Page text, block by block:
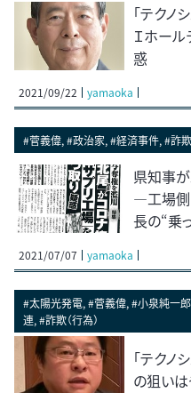
「テクノ
Ｉホール
惑
2021/09/22 yamaoka
#菅義偉, #政治家, #経済事件, #詐欺
県知事
―工場側
長の“乗
2021/07/07 yamaoka
#太陽光発電, #菅義偉, #小泉純一
連, #詐欺（行為）
「テク
の狙い